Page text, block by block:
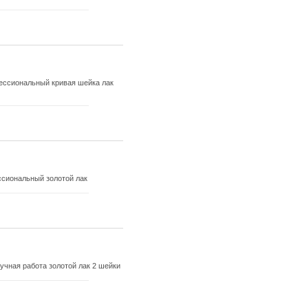
кривая шейка лак
золотой лак
работа золотой лак 2 шейки